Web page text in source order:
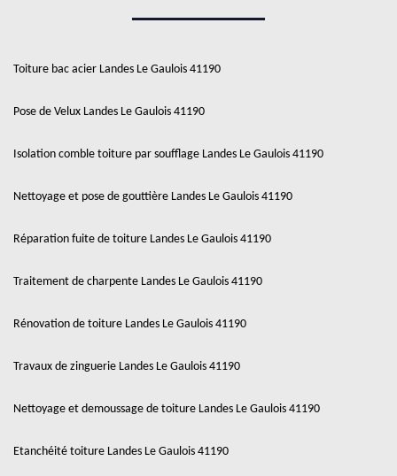
Toiture bac acier Landes Le Gaulois 41190
Pose de Velux Landes Le Gaulois 41190
Isolation comble toiture par soufflage Landes Le Gaulois 41190
Nettoyage et pose de gouttière Landes Le Gaulois 41190
Réparation fuite de toiture Landes Le Gaulois 41190
Traitement de charpente Landes Le Gaulois 41190
Rénovation de toiture Landes Le Gaulois 41190
Travaux de zinguerie Landes Le Gaulois 41190
Nettoyage et demoussage de toiture Landes Le Gaulois 41190
Etanchéité toiture Landes Le Gaulois 41190